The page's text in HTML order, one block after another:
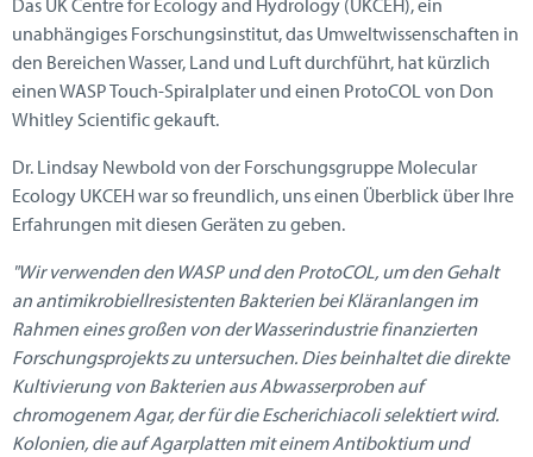
unabhängiges Forschungsinstitut, das Umweltwissenschaften in
den Bereichen Wasser, Land und Luft durchführt, hat kürzlich
einen WASP Touch-Spiralplater und einen ProtoCOL von Don
Whitley Scientific gekauft.
Dr. Lindsay Newbold von der Forschungsgruppe Molecular
Ecology UKCEH war so freundlich, uns einen Überblick über Ihre
Erfahrungen mit diesen Geräten zu geben.
"Wir verwenden den WASP und den ProtoCOL, um den Gehalt
an antimikrobiellresistenten Bakterien bei Kläranlangen im
Rahmen eines großen von der Wasserindustrie finanzierten
Forschungsprojekts zu untersuchen. Dies beinhaltet die direkte
Kultivierung von Bakterien aus Abwasserproben auf
chromogenem Agar, der für die Escherichiacoli selektiert wird.
Kolonien, die auf Agarplatten mit einem Antiboktium und